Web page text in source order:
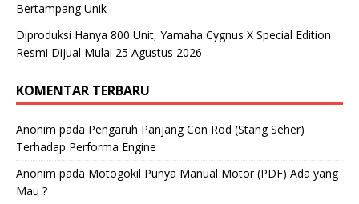
Bertampang Unik
Diproduksi Hanya 800 Unit, Yamaha Cygnus X Special Edition
Resmi Dijual Mulai 25 Agustus 2026
KOMENTAR TERBARU
Anonim pada Pengaruh Panjang Con Rod (Stang Seher)
Terhadap Performa Engine
Anonim pada Motogokil Punya Manual Motor (PDF) Ada yang
Mau ?